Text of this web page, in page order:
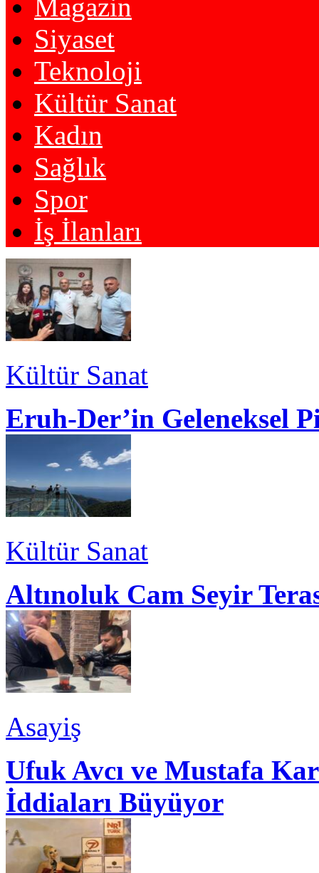
Magazin
Siyaset
Teknoloji
Kültür Sanat
Kadın
Sağlık
Spor
İş İlanları
Kültür Sanat
Eruh-Der’in Geleneksel
Kültür Sanat
Altınoluk Cam Seyir
Asayiş
Ufuk Avcı ve Mustafa
İddiaları Büyüyor